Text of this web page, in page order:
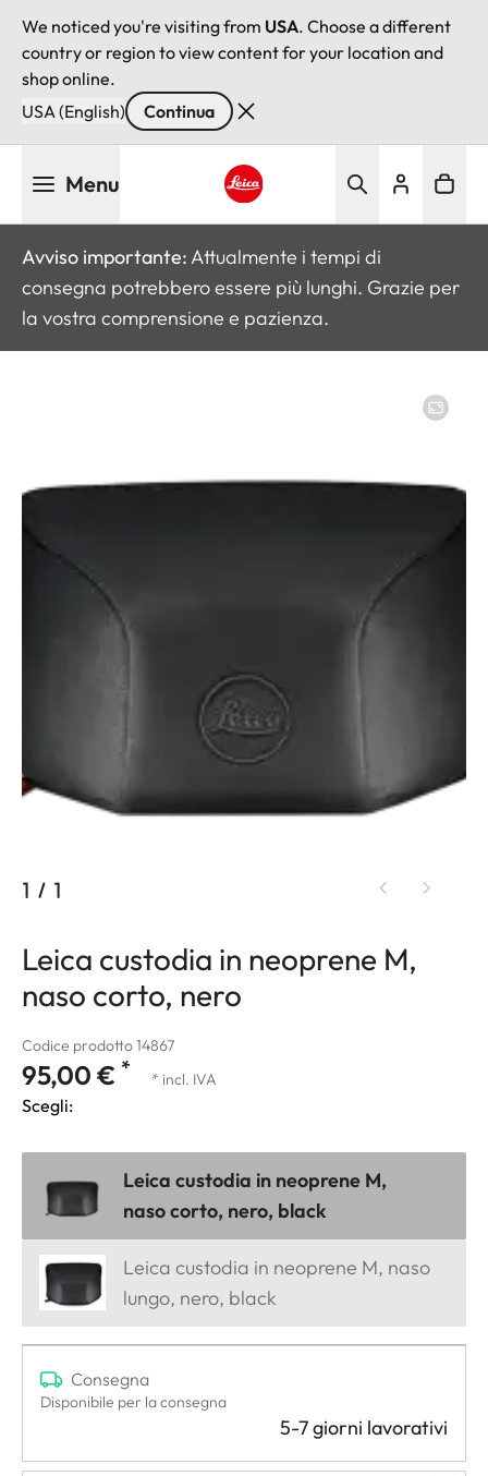
We noticed you're visiting from USA. Choose a different
country or region to view content for your location and
shop online.
USA (English)
Continua
Menu
Avviso importante: Attualmente i tempi di
consegna potrebbero essere più lunghi. Grazie per
la vostra comprensione e pazienza.
1 / 1
Leica custodia in neoprene M,
naso corto, nero
Codice prodotto 14867
95,00 € * * incl. IVA
Scegli:
Leica custodia in neoprene M,
naso corto, nero, black
Leica custodia in neoprene M, naso
lungo, nero, black
Consegna
Disponibile per la consegna
5-7 giorni lavorativi